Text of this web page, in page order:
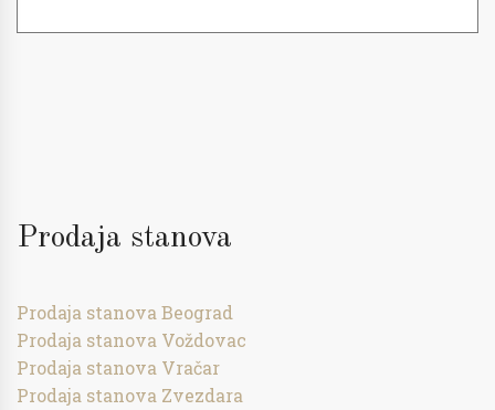
Prodaja stanova
Prodaja stanova Beograd
Prodaja stanova Voždovac
Prodaja stanova Vračar
Prodaja stanova Zvezdara